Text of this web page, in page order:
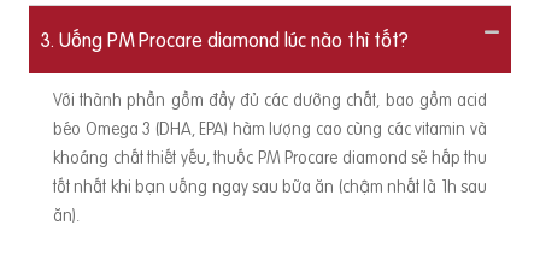
3. Uống PM Procare diamond lúc nào thì tốt?
Với thành phần gồm đầy đủ các dưỡng chất, bao gồm acid
béo Omega 3 (DHA, EPA) hàm lượng cao cùng các vitamin và
khoáng chất thiết yếu, thuốc PM Procare diamond sẽ hấp thu
tốt nhất khi bạn uống ngay sau bữa ăn (chậm nhất là 1h sau
ăn).